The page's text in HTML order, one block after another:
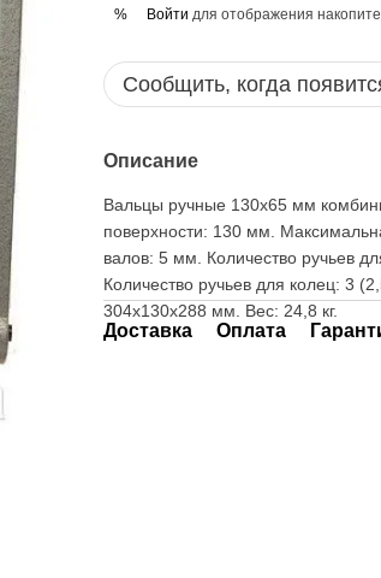
% Войти для отображения
Сообщить, когда
Описание
Вальцы ручные 130х65 мм
поверхности: 130 мм.
валов: 5 мм. Количество ручьев
Количество ручьев для колец: 3
304х130х288 мм. Вес: 24,8 кг.
Доставка Оплата